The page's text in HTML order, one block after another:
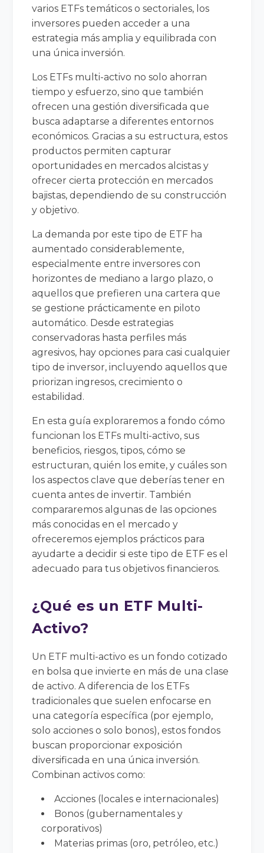
varios ETFs temáticos o sectoriales, los
inversores pueden acceder a una
estrategia más amplia y equilibrada con
una única inversión.
Los ETFs multi-activo no solo ahorran
tiempo y esfuerzo, sino que también
ofrecen una gestión diversificada que
busca adaptarse a diferentes entornos
económicos. Gracias a su estructura, estos
productos permiten capturar
oportunidades en mercados alcistas y
ofrecer cierta protección en mercados
bajistas, dependiendo de su construcción
y objetivo.
La demanda por este tipo de ETF ha
aumentado considerablemente,
especialmente entre inversores con
horizontes de mediano a largo plazo, o
aquellos que prefieren una cartera que
se gestione prácticamente en piloto
automático. Desde estrategias
conservadoras hasta perfiles más
agresivos, hay opciones para casi cualquier
tipo de inversor, incluyendo aquellos que
priorizan ingresos, crecimiento o
estabilidad.
En esta guía exploraremos a fondo cómo
funcionan los ETFs multi-activo, sus
beneficios, riesgos, tipos, cómo se
estructuran, quién los emite, y cuáles son
los aspectos clave que deberías tener en
cuenta antes de invertir. También
compararemos algunas de las opciones
más conocidas en el mercado y
ofreceremos ejemplos prácticos para
ayudarte a decidir si este tipo de ETF es el
adecuado para tus objetivos financieros.
¿Qué es un ETF Multi-
Activo?
Un ETF multi-activo es un fondo cotizado
en bolsa que invierte en más de una clase
de activo. A diferencia de los ETFs
tradicionales que suelen enfocarse en
una categoría específica (por ejemplo,
solo acciones o solo bonos), estos fondos
buscan proporcionar exposición
diversificada en una única inversión.
Combinan activos como:
Acciones (locales e internacionales)
Bonos (gubernamentales y
corporativos)
Materias primas (oro, petróleo, etc.)